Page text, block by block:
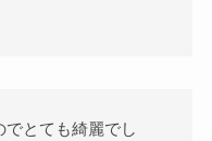
でとても綺麗でし